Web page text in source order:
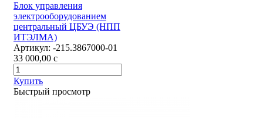
Блок управления
электрооборудованием
центральный ЦБУЭ (НПП
ИТЭЛМА)
Артикул: -215.3867000-01
33 000,00 c
Купить
Быстрый просмотр